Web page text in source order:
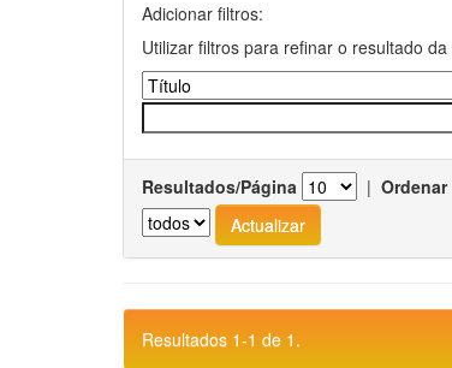
Adicionar filtros:
Utilizar filtros para refinar o resultado da
Resultados/Página |
Resultados 1-1 de 1.